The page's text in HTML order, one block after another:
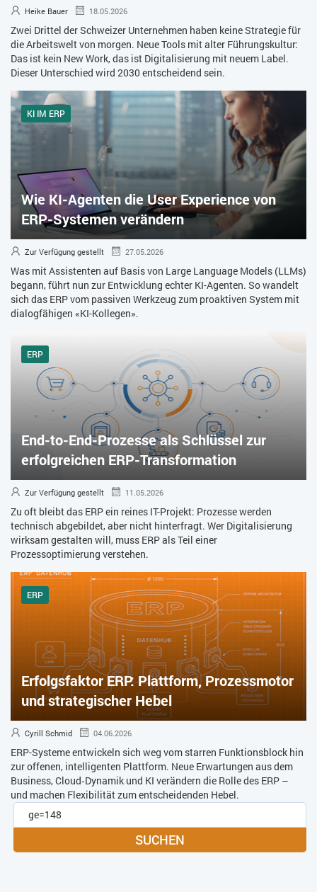
Heike Bauer 18.05.2026
Zwei Drittel der Schweizer Unternehmen haben keine Strategie für
die Arbeitswelt von morgen. Neue Tools mit alter Führungskultur:
Das ist kein New Work, das ist Digitalisierung mit neuem Label.
Dieser Unterschied wird 2030 entscheidend sein.
KI IM ERP
Wie KI-Agenten die User Experience von
ERP-Systemen verändern
Zur Verfügung gestellt 27.05.2026
Was mit Assistenten auf Basis von Large Language Models (LLMs)
begann, führt nun zur Entwicklung echter KI-Agenten. So wandelt
sich das ERP vom passiven Werkzeug zum proaktiven System mit
dialogfähigen «KI-Kollegen».
ERP
End-to-End-Prozesse als Schlüssel zur
erfolgreichen ERP-Transformation
Zur Verfügung gestellt 11.05.2026
Zu oft bleibt das ERP ein reines IT-Projekt: Prozesse werden
technisch abgebildet, aber nicht hinterfragt. Wer Digitalisierung
wirksam gestalten will, muss ERP als Teil einer
Prozessoptimierung verstehen.
ERP
Erfolgsfaktor ERP: Plattform, Prozessmotor
und strategischer Hebel
Cyrill Schmid 04.06.2026
ERP-Systeme entwickeln sich weg vom starren Funktionsblock hin
zur offenen, intelligenten Plattform. Neue Erwartungen aus dem
Business, Cloud‑Dynamik und KI verändern die Rolle des ERP –
und machen Flexibilität zum entscheidenden Hebel.
SUCHEN